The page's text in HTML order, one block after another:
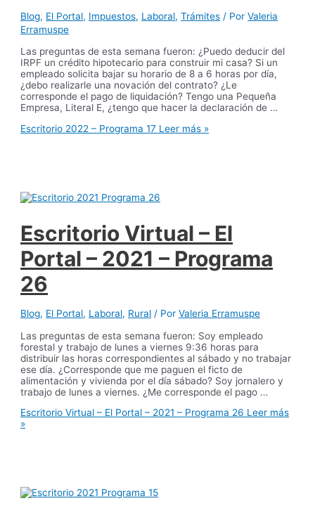
Blog, El Portal, Impuestos, Laboral,Trámites / PorValeria
Erramuspe
Las preguntas de esta semana fueron: ¿Puedo deducir del
IRPF un crédito hipotecario para construir mi casa? Si un
empleado solicita bajar su horario de 8 a 6 horas por día,
¿debo realizarle una novación del contrato? ¿Le
corresponde el pago de liquidación? Tengo una Pequeña
Empresa, Literal E, ¿tengo que hacer la declaración de …
Escritorio 2022 – Programa 17 Leer más »
Escritorio Virtual – El
Portal – 2021 – Programa
26
Blog, El Portal, Laboral, Rural / PorValeria Erramuspe
Las preguntas de esta semana fueron: Soy empleado
forestal y trabajo de lunes a viernes 9:36 horas para
distribuir las horas correspondientes al sábado y no trabajar
ese día. ¿Corresponde que me paguen el ficto de
alimentación y vivienda por el día sábado? Soy jornalero y
trabajo de lunes a viernes. ¿Me corresponde el pago …
Escritorio Virtual – El Portal – 2021 – Programa 26 Leer más
»